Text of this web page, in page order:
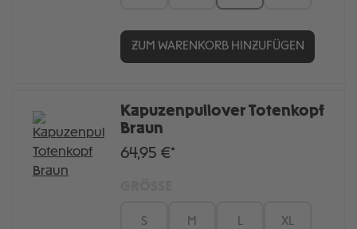
ZUM WARENKORB HINZUFÜGEN
Kapuzenpullover Totenkopf
Braun
64,95 €*
S M XL